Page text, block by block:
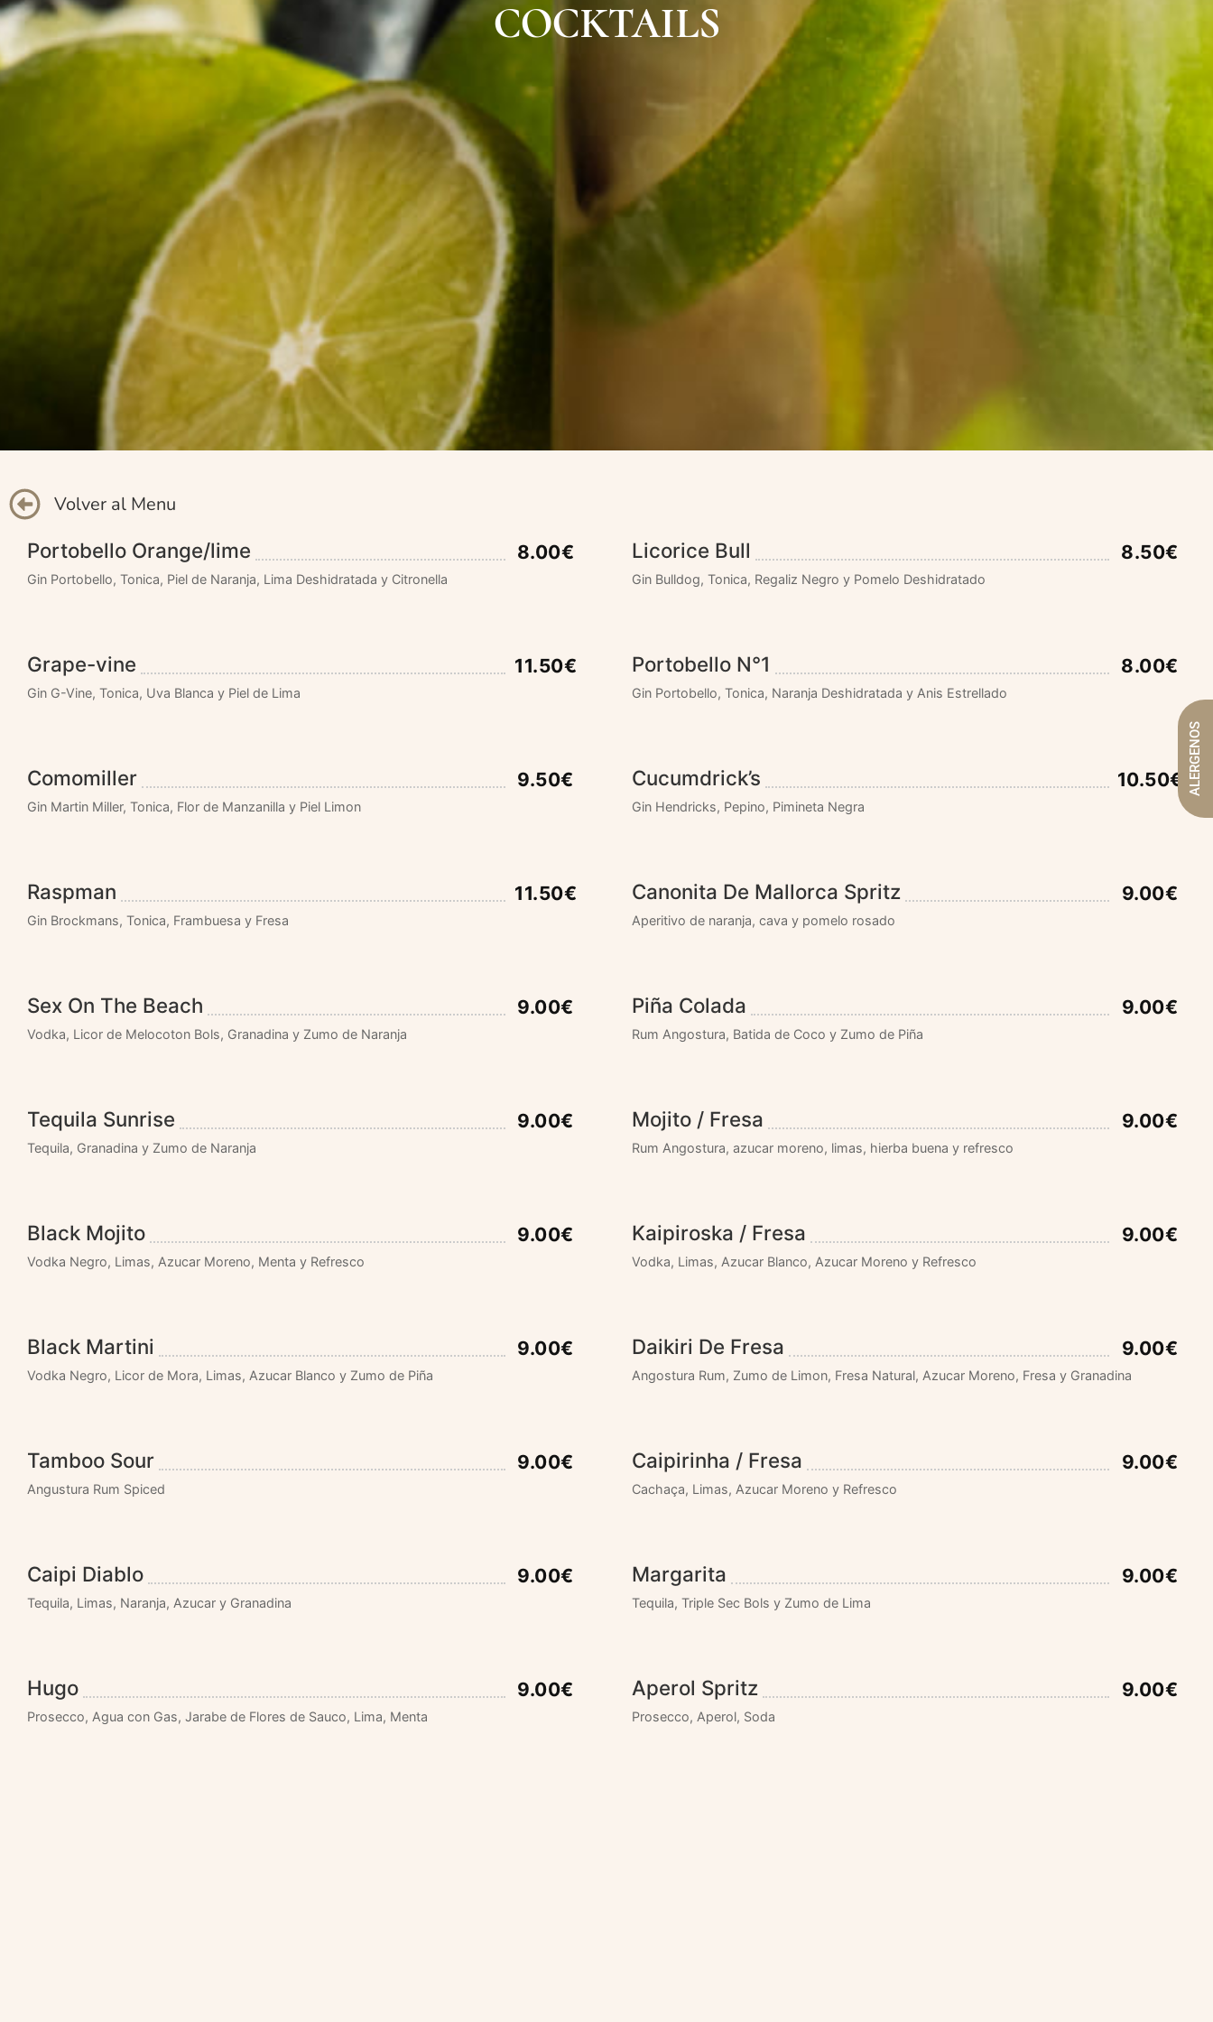
COCKTAILS
Volver al Menu
Portobello Orange/lime
8.00€
Gin Portobello, Tonica, Piel de Naranja, Lima Deshidratada y Citronella
Licorice Bull 8.50€
Gin Bulldog, Tonica, Regaliz Negro y Pomelo Deshidratado
Grape-vine 11.50€
Gin G-Vine, Tonica, Uva Blanca y Piel de Lima
Portobello N°1 8.00€
Gin Portobello, Tonica, Naranja Deshidratada y Anis Estrellado
Comomiller 9.50€
Gin Martin Miller, Tonica, Flor de Manzanilla y Piel Limon
Cucumdrick’s 10.50€
Gin Hendricks, Pepino, Pimineta Negra
Raspman 11.50€
Gin Brockmans, Tonica, Frambuesa y Fresa
Canonita De Mallorca Spritz 9.00€
Aperitivo de naranja, cava y pomelo rosado
Sex On The Beach 9.00€
Vodka, Licor de Melocoton Bols, Granadina y Zumo de Naranja
Piña Colada 9.00€
Rum Angostura, Batida de Coco y Zumo de Piña
Tequila Sunrise 9.00€
Tequila, Granadina y Zumo de Naranja
Mojito / Fresa 9.00€
Rum Angostura, azucar moreno, limas, hierba buena y refresco
Black Mojito 9.00€
Vodka Negro, Limas, Azucar Moreno, Menta y Refresco
Kaipiroska / Fresa 9.00€
Vodka, Limas, Azucar Blanco, Azucar Moreno y Refresco
Black Martini 9.00€
Vodka Negro, Licor de Mora, Limas, Azucar Blanco y Zumo de Piña
Daikiri De Fresa 9.00€
Angostura Rum, Zumo de Limon, Fresa Natural, Azucar Moreno, Fresa y Granadina
Tamboo Sour 9.00€
Angustura Rum Spiced
Caipirinha / Fresa 9.00€
Cachaça, Limas, Azucar Moreno y Refresco
Caipi Diablo 9.00€
Tequila, Limas, Naranja, Azucar y Granadina
Margarita 9.00€
Tequila, Triple Sec Bols y Zumo de Lima
Hugo 9.00€
Prosecco, Agua con Gas, Jarabe de Flores de Sauco, Lima, Menta
Aperol Spritz 9.00€
Prosecco, Aperol, Soda
ALERGENOS